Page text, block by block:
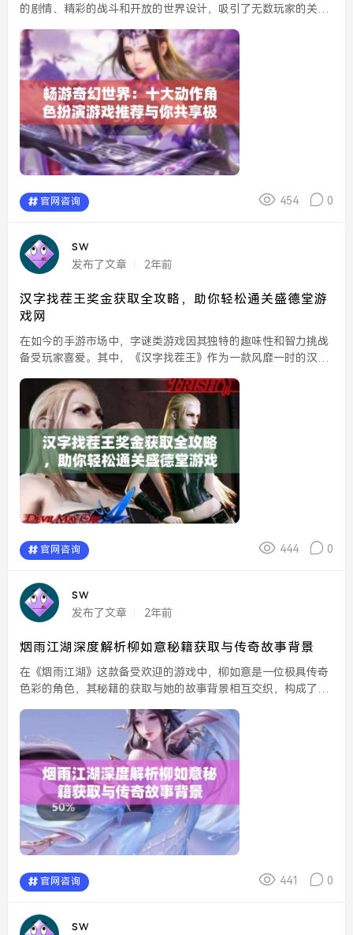
的剧情、精彩的战斗和开放的世界设计，吸引了无数玩家的关
带来了难以忘怀的冒险体验。今天，我们将为你推荐十大动作...
官网咨询 454 0
sw
发布了文章 2年前
汉字找茬王奖金获取全攻略，助你轻松通关盛德堂游
戏网
在如今的手游市场中，字谜类游戏因其独特的趣味性和智力挑战
备受玩家喜爱。其中，《汉字找茬王》作为一款风靡一时的汉字
盛德堂游戏网中，获取游戏的奖金成为了许多玩家关注的重
点。...
官网咨询 444 0
sw
发布了文章 2年前
烟雨江湖深度解析柳如意秘籍获取与传奇故事背景
在《烟雨江湖》这款备受欢迎的游戏中，柳如意是一位极具传奇
色彩的角色，其秘籍的获取与她的故事背景相互交织，构成了一
同时也是一个饱含情感与智慧的角色，她的身世背景与秘籍的
传...
官网咨询 441 0
sw